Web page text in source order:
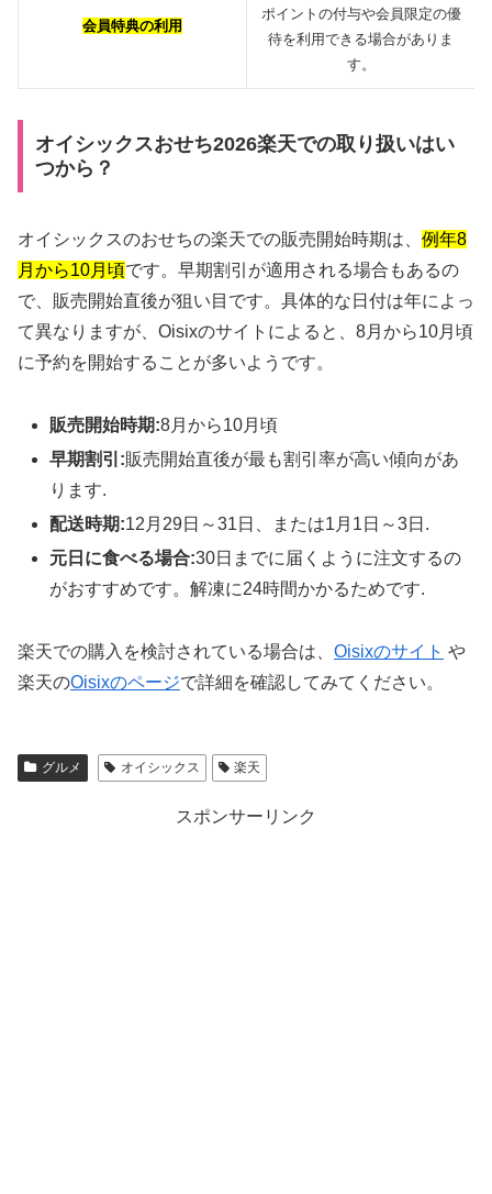
会員特典の利用
ポイントの付与や会員限定の優
待を利用できる場合がありま
す。
オイシックスおせち2026楽天での取り扱いはい
つから？
オイシックスのおせちの楽天での販売開始時期は、 例年8
月から10月頃です。早期割引が適用される場合もあるの
で、販売開始直後が狙い目です。具体的な日付は年によっ
て異なりますが、Oisixのサイトによると、8月から10月頃
に予約を開始することが多いようです。
販売開始時期:8月から10月頃
早期割引:販売開始直後が最も割引率が高い傾向があ
ります.
配送時期:12月29日～31日、または1月1日～3日.
元日に食べる場合:30日までに届くように注文するの
がおすすめです。解凍に24時間かかるためです.
楽天での購入を検討されている場合は、 Oisixのサイト や
楽天のOisixのページで詳細を確認してみてください。
グルメ オイシックス 楽天
スポンサーリンク